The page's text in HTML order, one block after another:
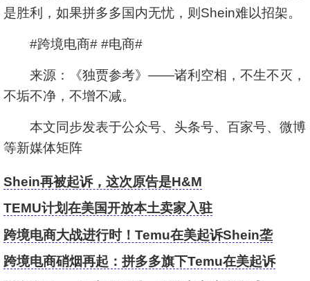
是胜利，如果拼多多国内无忧，则Shein难以招架。
#跨境电商# #电商#
来源：《独贾参考》——诸利空相，不生不灭，
不垢不净，不增不减。
本文同步发表于公众号、头条号、百家号、微博
等新媒体矩阵
Shein再被起诉，这次原告是H&M
TEMU计划在美国开放本土卖家入驻
跨境电商大战进行时！Temu在美起诉Shein垄
断、“霸凌”供应商
跨境电商硝烟再起：拼多多旗下Temu在美起诉